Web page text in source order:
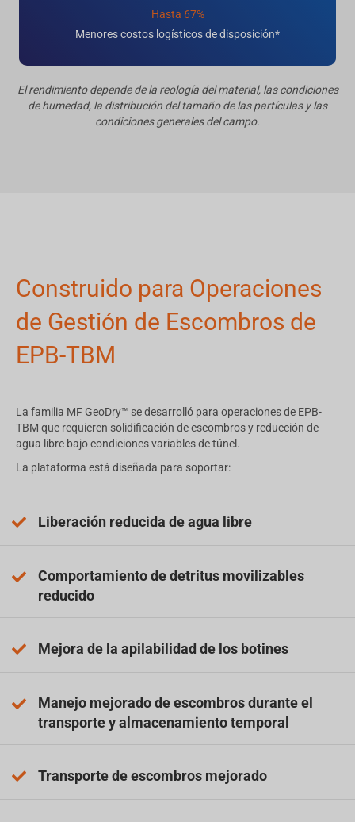
Hasta 67%
Menores costos logísticos de disposición*
El rendimiento depende de la reología del material, las condiciones
de humedad, la distribución del tamaño de las partículas y las
condiciones generales del campo.
Construido para Operaciones
de Gestión de Escombros de
EPB-TBM
La familia MF GeoDry™ se desarrolló para operaciones de EPB-
TBM que requieren solidificación de escombros y reducción de
agua libre bajo condiciones variables de túnel.
La plataforma está diseñada para soportar:
Liberación reducida de agua libre
Comportamiento de detritus movilizables
reducido
Mejora de la apilabilidad de los botines
Manejo mejorado de escombros durante el
transporte y almacenamiento temporal
Transporte de escombros mejorado